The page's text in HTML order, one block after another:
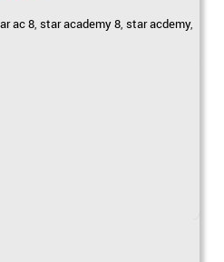
ac 8,star academy 8,star acdemy,